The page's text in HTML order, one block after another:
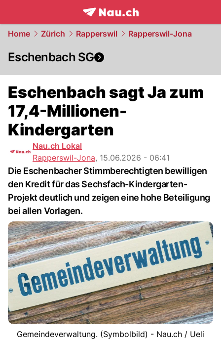
frontpage.NAU.ch
Home Zürich Rapperswil Rapperswil-Jona
Eschenbach SG
Eschenbach sagt Ja zum
17,4-Millionen-
Kindergarten
Nau.ch Lokal
Rapperswil-Jona, 15.06.2026 - 06:41
Die Eschenbacher Stimmberechtigten bewilligen
den Kredit für das Sechsfach-Kindergarten-
Projekt deutlich und zeigen eine hohe Beteiligung
bei allen Vorlagen.
Gemeindeverwaltung. (Symbolbild) - Nau.ch / Ueli